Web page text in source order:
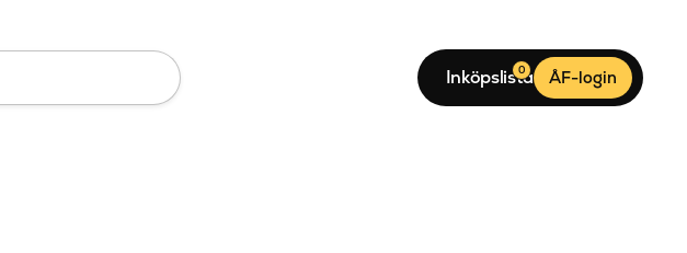
Inköpslista
0 ÅF-login